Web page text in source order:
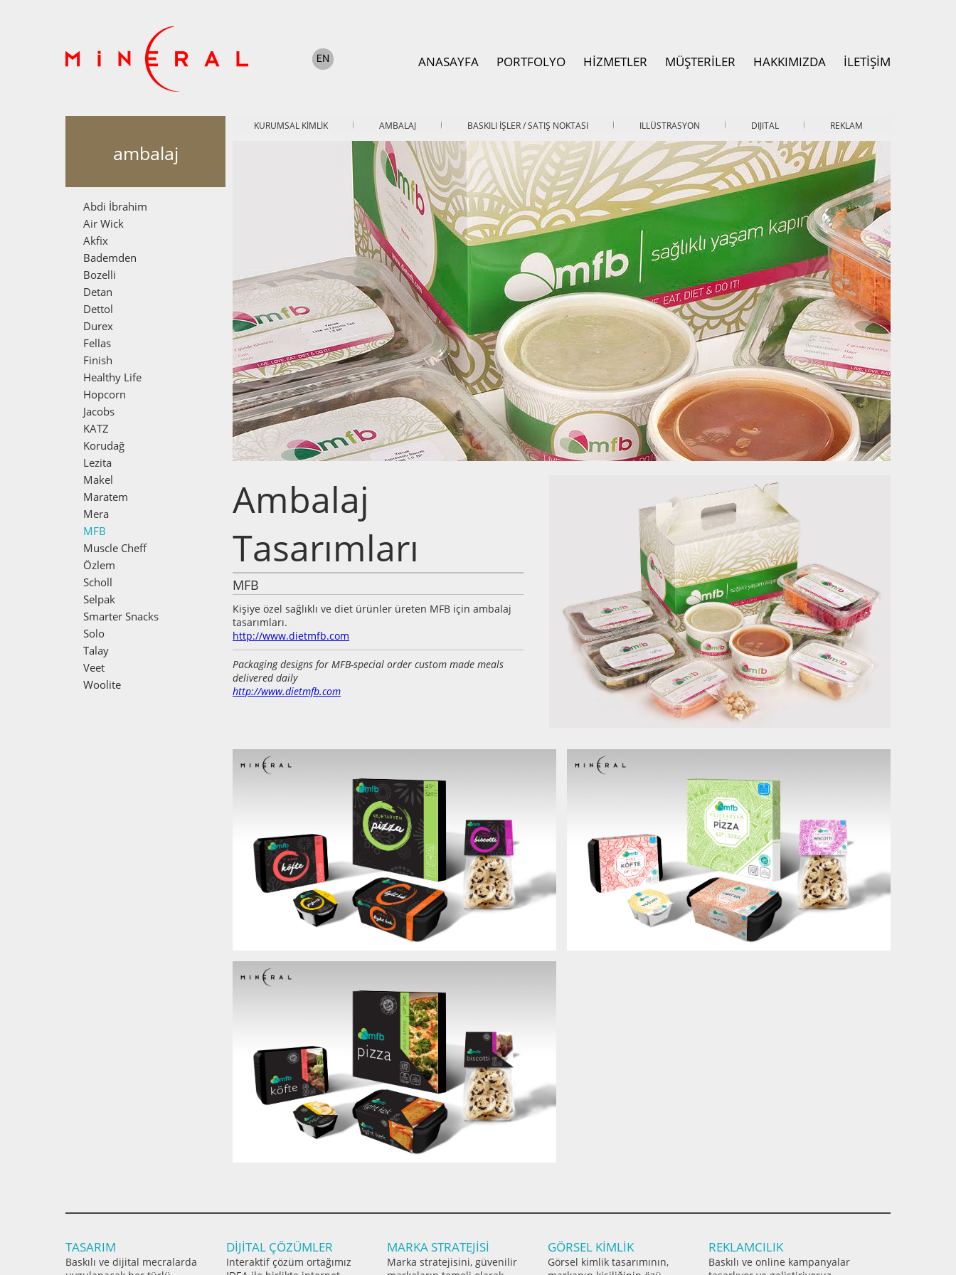
ANASAYFA PORTFOLYO HİZMETLER MÜŞTERİLER HAKKIMIZDA İLETİŞİM
ambalaj
Abdi İbrahim
Air Wick
Akfix
Bademden
Bozelli
Detan
Dettol
Durex
Fellas
Finish
Healthy Life
Hopcorn
Jacobs
KATZ
Korudağ
Lezita
Makel
Maratem
Mera
MFB
Muscle Cheff
Özlem
Scholl
Selpak
Smarter Snacks
Solo
Talay
Veet
Woolite
KURUMSAL KİMLİK AMBALAJ BASKILI İŞLER / SATIŞ NOKTASI ILLÜSTRASYON DIJITAL REKLAM
Ambalaj
Tasarımları
MFB
Kişiye özel sağlıklı ve diet ürünler üreten MFB için ambalaj
tasarımları.
http://www.dietmfb.com
Packaging designs for MFB-special order custom made meals
delivered daily
http://www.dietmfb.com
TASARIM
Baskılı ve dijital mecralarda
DİJİTAL ÇÖZÜMLER
Interaktif çözüm ortağımız
MARKA STRATEJİSİ
Marka stratejisini, güvenilir
GÖRSEL KİMLİK
Görsel kimlik tasarımının,
REKLAMCILIK
Baskılı ve online kampanyalar